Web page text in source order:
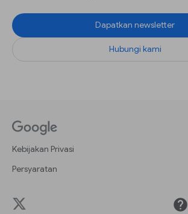
Dapatkan newsletter
Hubungi kami
Kebijakan Privasi
Persyaratan
help